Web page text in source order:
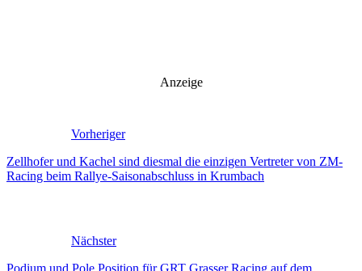
Anzeige
Vorheriger
Zellhofer und Kachel sind diesmal die einzigen Vertreter von ZM-
Racing beim Rallye-Saisonabschluss in Krumbach
Nächster
Podium und Pole Position für GRT Grasser Racing auf dem